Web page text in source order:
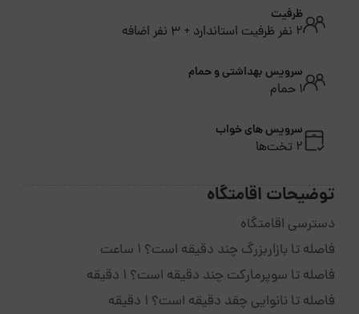
ظرفیت
2 نفر ظرفیت استاندارد + 3 نفر اضافه
سرویس بهداشتی و حمام
1 حمام
سرویس های خواب
2 تخت‌ها
توضیحات اقامتگاه
دسترسی اقامتگاه
فاصله تا بازاربزرگ چند دقیقه است؟ 1 ساعت
فاصله تا سوپرمارکت چند دقیقه است؟ 1 دقیقه
فاصله تا نانوایی چقد دقیقه است؟ 1 دقیقه